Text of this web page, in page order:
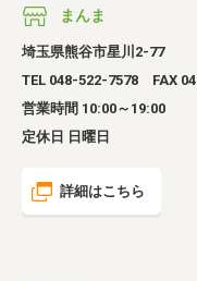
まんま
埼玉県熊谷市星川2-77
TEL 048-522-7578 FAX
営業時間 10:00～19:00
定休日 日曜日
詳細はこちら